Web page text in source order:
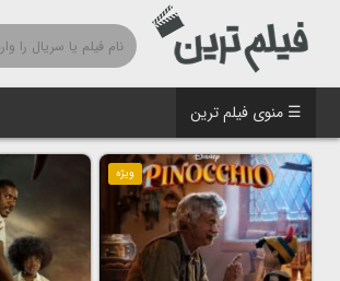
☰ منوی فیلم ترین
ویژه